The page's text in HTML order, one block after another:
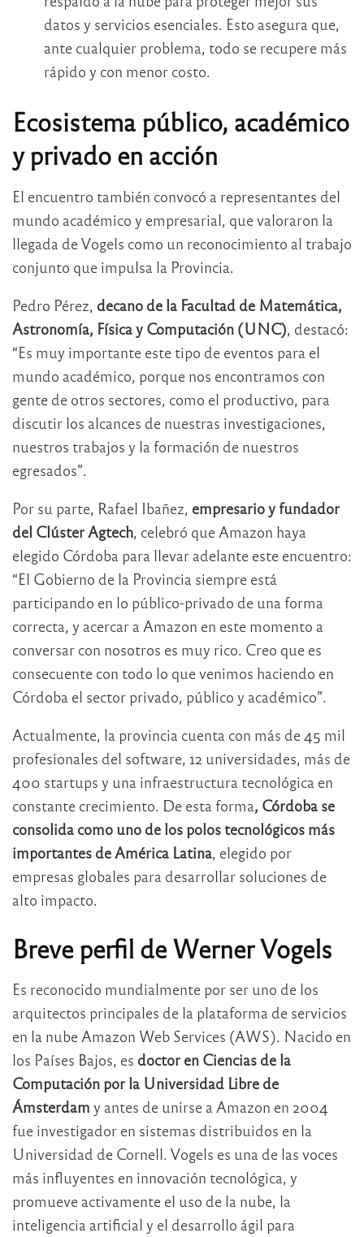
datos y servicios esenciales. Esto asegura que,
ante cualquier problema, todo se recupere más
rápido y con menor costo.
Ecosistema público, académico
y privado en acción
El encuentro también convocó a representantes del
mundo académico y empresarial, que valoraron la
llegada de Vogels como un reconocimiento al trabajo
conjunto que impulsa la Provincia.
Pedro Pérez, decano de la Facultad de Matemática,
Astronomía, Física y Computación (UNC) , destacó:
“Es muy importante este tipo de eventos para el
mundo académico, porque nos encontramos con
gente de otros sectores, como el productivo, para
discutir los alcances de nuestras investigaciones,
nuestros trabajos y la formación de nuestros
egresados”.
Por su parte, Rafael Ibañez, empresario y fundador
del Clúster Agtech , celebró que Amazon haya
elegido Córdoba para llevar adelante este encuentro:
“El Gobierno de la Provincia siempre está
participando en lo público-privado de una forma
correcta, y acercar a Amazon en este momento a
conversar con nosotros es muy rico. Creo que es
consecuente con todo lo que venimos haciendo en
Córdoba el sector privado, público y académico”.
Actualmente, la provincia cuenta con más de 45 mil
profesionales del software, 12 universidades, más de
400 startups y una infraestructura tecnológica en
constante crecimiento. De esta forma, Córdoba se
consolida como uno de los polos tecnológicos más
importantes de América Latina , elegido por
empresas globales para desarrollar soluciones de
alto impacto.
Breve perfil de Werner Vogels
Es reconocido mundialmente por ser uno de los
arquitectos principales de la plataforma de servicios
en la nube Amazon Web Services (AWS). Nacido en
los Países Bajos, es doctor en Ciencias de la
Computación por la Universidad Libre de
Ámsterdam y antes de unirse a Amazon en 2004
fue investigador en sistemas distribuidos en la
Universidad de Cornell. Vogels es una de las voces
más influyentes en innovación tecnológica, y
promueve activamente el uso de la nube, la
inteligencia artificial y el desarrollo ágil para